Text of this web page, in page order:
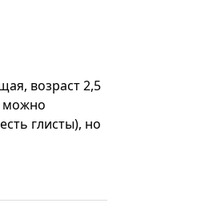
возраст 2,5
можно
глисты), но